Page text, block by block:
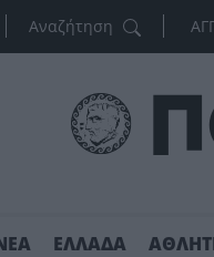
ΕΛΛΑΔΑ